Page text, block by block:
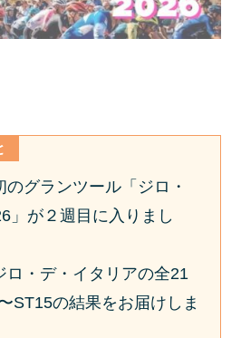
グランツール「ジロ・
」が２週目に入りまし
ロ・デ・イタリアの全21
ST15の結果をお届けしま